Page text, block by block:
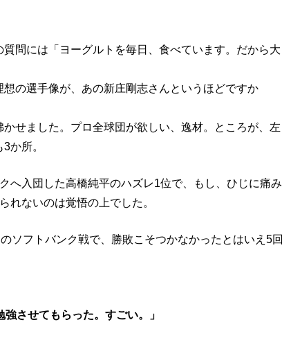
問には「ヨーグルトを毎日、食べています。だから大
の選手像が、あの新庄剛志さんというほどですか
せました。プロ全球団が欲しい、逸材。ところが、左
か所。
へ入団した高橋純平のハズレ1位で、もし、ひじに痛み
れないのは覚悟の上でした。
ソフトバンク戦で、勝敗こそつかなかったとはいえ5回
させてもらった。すごい。」